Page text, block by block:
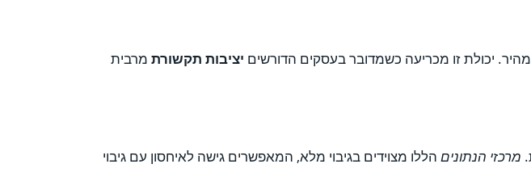
יכולת זו מכריעה כשמדובר בעסקים הדורשים יציבות תקשורת מרבית
מרכזי הנתונים הללו מצוידים בגיבוי מלא, המאפשרים גישה לאיחסון עם גיבוי